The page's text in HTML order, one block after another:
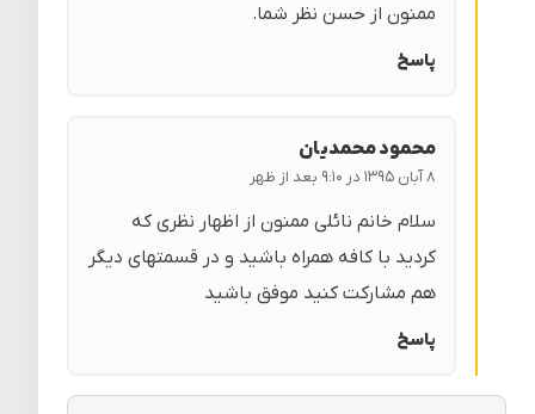
ممنون از حسن نظر شما.
پاسخ
محمود محمدیان
۸ آبان ۱۳۹۵ در ۹:۱۰ بعد از ظهر
سلام خانم نائلی ممنون از اظهار نظری که
کردید با کافه همراه باشید و در قسمتهای دیگر
هم مشارکت کنید موفق باشید
پاسخ